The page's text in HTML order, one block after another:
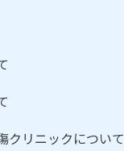
クリニックについて